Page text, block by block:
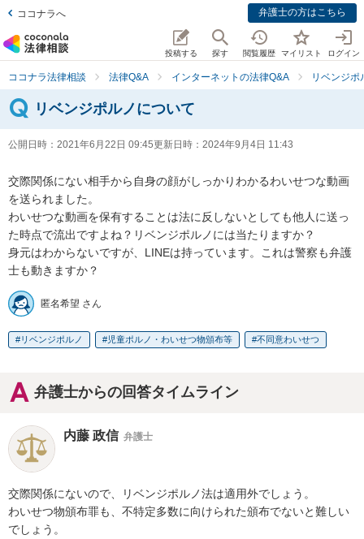
ココナラへ 弁護士の方はこちら
投稿する 探す 閲覧履歴 マイリスト ログイン
ココナラ法律相談 法律Q&A インターネットの法律Q&A リベンジポ
リベンジポルノについて
公開日時： 2021年6月22日 09:45更新日時： 2024年9月4日 11:43
交際関係にない相手から自身の顔がしっかりわかるわいせつな動画
を送られました。
わいせつな動画を保有することは法に反しないとしても他人に送っ
た時点で流出ですよね？リベンジポルノには当たりますか？
身元はわからないですが、LINEは持っています。これは警察も弁護
士も動きますか？
匿名希望 さん
リベンジポルノ 児童ポルノ・わいせつ物頒布等 不同意わいせつ
弁護士からの回答タイムライン
内藤 政信 弁護士
交際関係にないので、リベンジポルノ法は適用外でしょう。
わいせつ物頒布罪も、不特定多数に向けられた頒布でないと難しい
でしょう。